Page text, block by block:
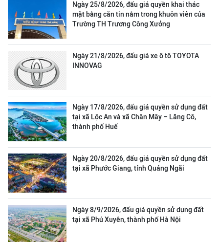
Ngày 25/8/2026, đấu giá quyền khai thác
mặt bằng căn tin nằm trong khuôn viên của
Trường TH Trương Công Xưởng
Ngày 21/8/2026, đấu giá xe ô tô TOYOTA
INNOVAG
Ngày 17/8/2026, đấu giá quyền sử dụng đất
tại xã Lộc An và xã Chân Mây – Lăng Cô,
thành phố Huế
Ngày 20/8/2026, đấu giá quyền sử dụng đất
tại xã Phước Giang, tỉnh Quảng Ngãi
Ngày 8/9/2026, đấu giá quyền sử dụng đất
tại xã Phú Xuyên, thành phố Hà Nội